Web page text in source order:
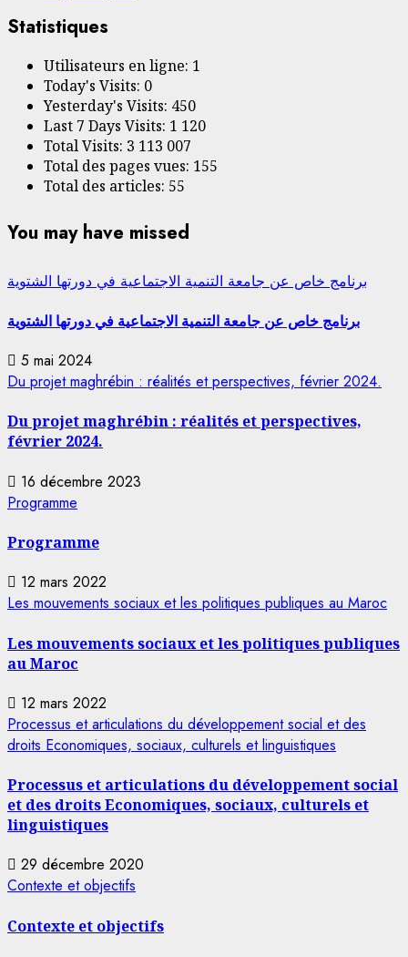
Statistiques
Utilisateurs en ligne: 1
Today's Visits: 0
Yesterday's Visits: 450
Last 7 Days Visits: 1 120
Total Visits: 3 113 007
Total des pages vues: 155
Total des articles: 55
You may have missed
برنامج خاص عن جامعة التنمية الاجتماعية في دورتها الشتوية
برنامج خاص عن جامعة التنمية الاجتماعية في دورتها الشتوية
5 mai 2024
Du projet maghrébin : réalités et perspectives, février 2024.
Du projet maghrébin : réalités et perspectives,
février 2024.
16 décembre 2023
Programme
Programme
12 mars 2022
Les mouvements sociaux et les politiques publiques au Maroc
Les mouvements sociaux et les politiques publiques
au Maroc
12 mars 2022
Processus et articulations du développement social et des
droits Economiques, sociaux, culturels et linguistiques
Processus et articulations du développement social
et des droits Economiques, sociaux, culturels et
linguistiques
29 décembre 2020
Contexte et objectifs
Contexte et objectifs